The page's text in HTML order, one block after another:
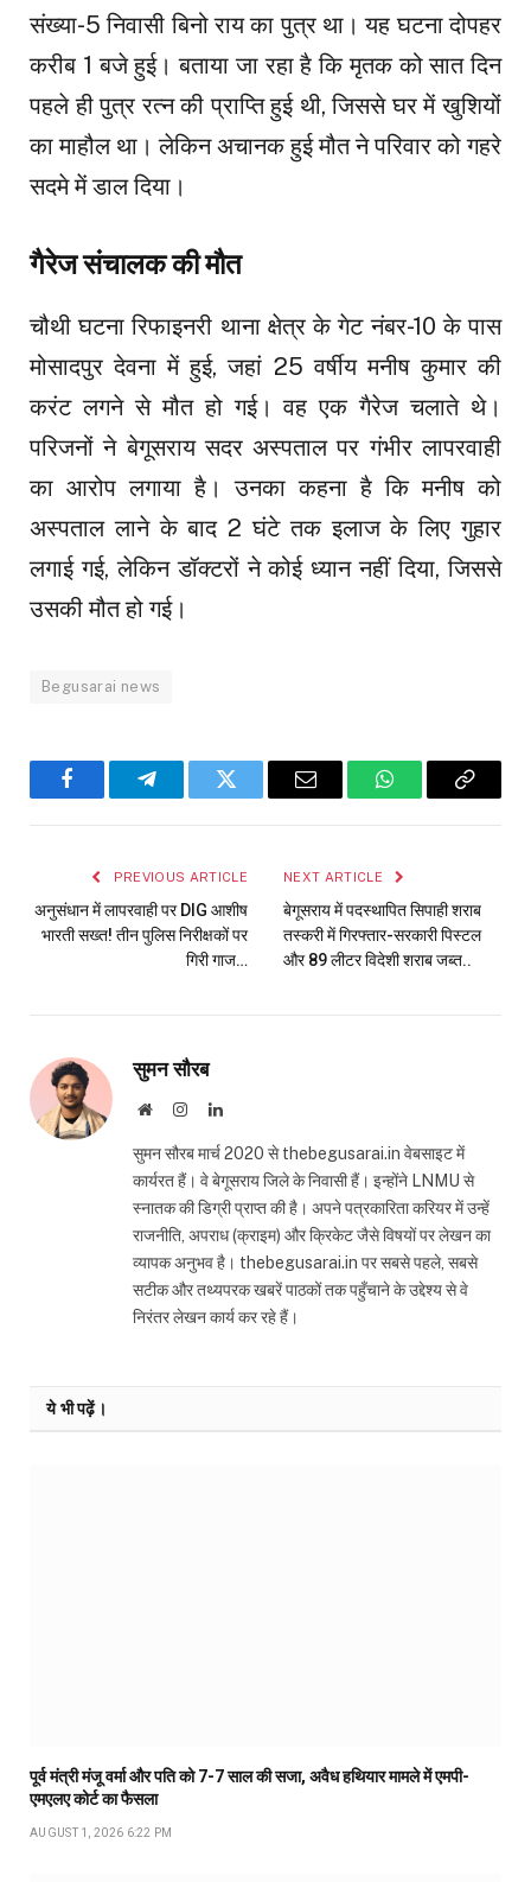
संख्या-5 निवासी बिनो राय का पुत्र था। यह घटना दोपहर
करीब 1 बजे हुई। बताया जा रहा है कि मृतक को सात दिन
पहले ही पुत्र रत्न की प्राप्ति हुई थी, जिससे घर में खुशियों
का माहौल था। लेकिन अचानक हुई मौत ने परिवार को गहरे
सदमे में डाल दिया।
गैरेज संचालक की मौत
चौथी घटना रिफाइनरी थाना क्षेत्र के गेट नंबर-10 के पास
मोसादपुर देवना में हुई, जहां 25 वर्षीय मनीष कुमार की
करंट लगने से मौत हो गई। वह एक गैरेज चलाते थे।
परिजनों ने बेगूसराय सदर अस्पताल पर गंभीर लापरवाही
का आरोप लगाया है। उनका कहना है कि मनीष को
अस्पताल लाने के बाद 2 घंटे तक इलाज के लिए गुहार
लगाई गई, लेकिन डॉक्टरों ने कोई ध्यान नहीं दिया, जिससे
उसकी मौत हो गई।
Begusarai news
FacebookTelegramTwitter Email WhatsAppCopy
PREVIOUS ARTICLE
अनुसंधान में लापरवाही पर DIG आशीष
भारती सख्त! तीन पुलिस निरीक्षकों पर
गिरी गाज…
NEXT ARTICLE
बेगूसराय में पदस्थापित सिपाही शराब
तस्करी में गिरफ्तार-सरकारी पिस्टल
और 89 लीटर विदेशी शराब जब्त..
सुमन सौरब
WebsiteInstagramLinkedIn
सुमन सौरब मार्च 2020 से thebegusarai.in वेबसाइट में
कार्यरत हैं। वे बेगूसराय जिले के निवासी हैं। इन्होंने LNMU से
स्नातक की डिग्री प्राप्त की है। अपने पत्रकारिता करियर में उन्हें
राजनीति, अपराध (क्राइम) और क्रिकेट जैसे विषयों पर लेखन का
व्यापक अनुभव है। thebegusarai.in पर सबसे पहले, सबसे
सटीक और तथ्यपरक खबरें पाठकों तक पहुँचाने के उद्देश्य से वे
निरंतर लेखन कार्य कर रहे हैं।
ये भी पढ़ें।
पूर्व मंत्री मंजू वर्मा और पति को 7-7 साल की सजा, अवैध हथियार मामले में एमपी-
एमएलए कोर्ट का फैसला
AUGUST 1, 2026 6:22 PM